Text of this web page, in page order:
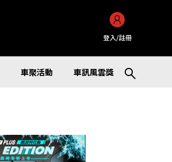
登入/註冊
車聚活動 車訊風雲獎